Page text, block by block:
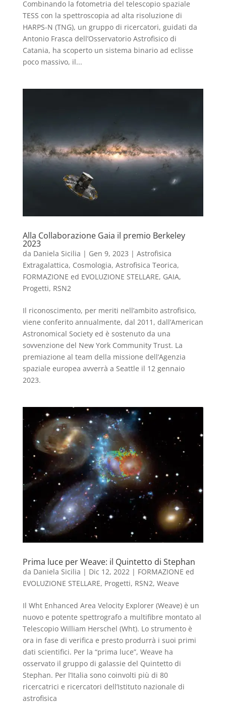
Combinando la fotometria del telescopio spaziale
TESS con la spettroscopia ad alta risoluzione di
HARPS-N (TNG), un gruppo di ricercatori, guidati da
Antonio Frasca dell’Osservatorio Astrofisico di
Catania, ha scoperto un sistema binario ad eclisse
poco massivo, il...
Alla Collaborazione Gaia il premio Berkeley
2023
da Daniela Sicilia | Gen 9, 2023 | Astrofisica
Extragalattica, Cosmologia, Astrofisica Teorica,
FORMAZIONE ed EVOLUZIONE STELLARE, GAIA,
Progetti, RSN2
Il riconoscimento, per meriti nell’ambito astrofisico,
viene conferito annualmente, dal 2011, dall’American
Astronomical Society ed è sostenuto da una
sovvenzione del New York Community Trust. La
premiazione al team della missione dell’Agenzia
spaziale europea avverrà a Seattle il 12 gennaio
2023.
Prima luce per Weave: il Quintetto di Stephan
da Daniela Sicilia | Dic 12, 2022| FORMAZIONE ed
EVOLUZIONE STELLARE, Progetti, RSN2, Weave
Il Wht Enhanced Area Velocity Explorer (Weave) è un
nuovo e potente spettrografo a multifibre montato al
Telescopio William Herschel (Wht). Lo strumento è
ora in fase di verifica e presto produrrà i suoi primi
dati scientifici. Per la “prima luce”, Weave ha
osservato il gruppo di galassie del Quintetto di
Stephan. Per l’Italia sono coinvolti più di 80
ricercatrici e ricercatori dell’Istituto nazionale di
astrofisica